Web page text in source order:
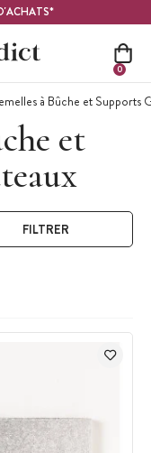
0
à Bûche et Supports
et
FILTRER